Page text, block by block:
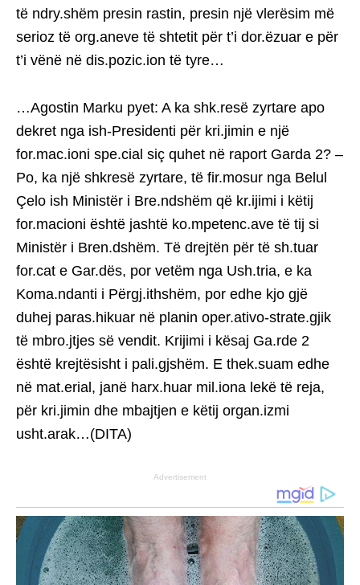
të ndry.shëm presin rastin, presin një vlerësim më
serioz të org.aneve të shtetit për t’i dor.ëzuar e për
t’i vënë në dis.pozic.ion të tyre…
…Agostin Marku pyet: A ka shk.resë zyrtare apo
dekret nga ish-Presidenti për kri.jimin e një
for.mac.ioni spe.cial siç quhet në raport Garda 2? –
Po, ka një shkresë zyrtare, të fir.mosur nga Belul
Çelo ish Ministër i Bre.ndshëm që kr.ijimi i këtij
for.macioni është jashtë ko.mpetenc.ave të tij si
Ministër i Bren.dshëm. Të drejtën për të sh.tuar
for.cat e Gar.dës, por vetëm nga Ush.tria, e ka
Koma.ndanti i Përgj.ithshëm, por edhe kjo gjë
duhej paras.hikuar në planin oper.ativo-strate.gjik
të mbro.jtjes së vendit. Krijimi i kësaj Ga.rde 2
është krejtësisht i pali.gjshëm. E thek.suam edhe
në mat.erial, janë harx.huar mil.iona lekë të reja,
për kri.jimin dhe mbajtjen e këtij organ.izmi
usht.arak…(DITA)
Advertisement